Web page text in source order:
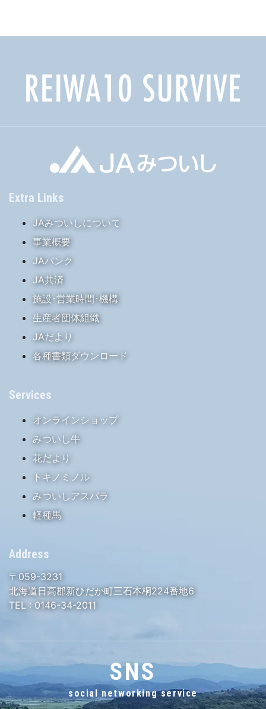
Extra Links
JAみついしについて
事業概要
JAバンク
JA共済
施設･営業時間･機構
生産者団体組織
JAだより
各種書類ダウンロード
Services
オンラインショップ
みついし牛
花だより
トキノミノル
みついしアスパラ
軽種馬
Address
〒059-3231
北海道日高郡新ひだか町三石本桐224番地6
TEL : 0146-34-2011
SNS
social networking service